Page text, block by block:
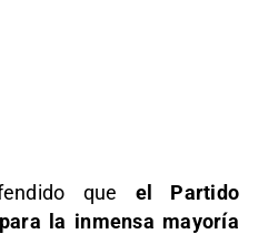
que el Partido
la inmensa mayoría